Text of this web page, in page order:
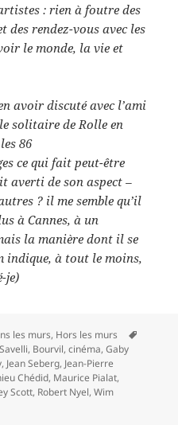
: rien à foutredes
des rendez-vous avec les
le monde, la vie et
avoir discuté avec l’ami
solitaire de Rolle en
86
ce qui fait peut-être
averti de son aspect –
? il me semble qu’il
à Cannes, à un
la manière dont il se
indique, à tout le moins,
je)
les murs, Hors les murs
, Bourvil,cinéma,Gaby
, Jean Seberg, Jean-Pierre
Chédid, Maurice Pialat,
Scott, Robert Nyel,Wim